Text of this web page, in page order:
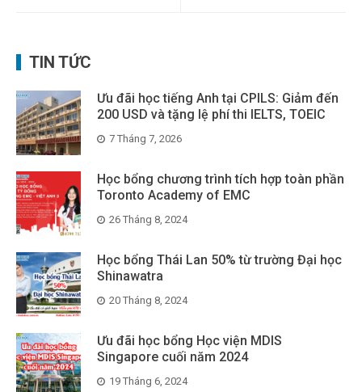
TIN TỨC
Ưu đãi học tiếng Anh tại CPILS: Giảm đến
200 USD và tặng lệ phí thi IELTS, TOEIC
7 Tháng 7, 2026
Học bổng chương trình tích hợp toàn phần
Toronto Academy of EMC
26 Tháng 8, 2024
Học bổng Thái Lan 50% từ trường Đại học
Shinawatra
20 Tháng 8, 2024
Ưu đãi học bổng Học viện MDIS
Singapore cuối năm 2024
19 Tháng 6, 2024